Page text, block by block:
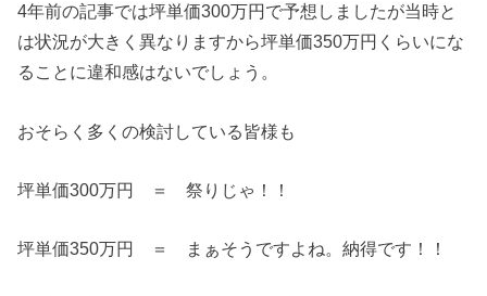
4年前の記事では坪単価300万円で予想しましたが当時と
は状況が大きく異なりますから坪単価350万円くらいにな
ることに違和感はないでしょう。
おそらく多くの検討している皆様も
坪単価300万円 ＝ 祭りじゃ！！
坪単価350万円 ＝ まぁそうですよね。納得です！！